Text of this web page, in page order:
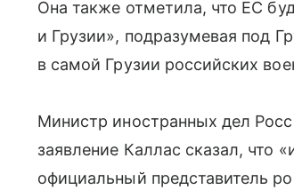
Она также отметила, что ЕС
и Грузии», подразумевая под
в самой Грузии российских
Министр иностранных дел
заявление Каллас сказал, что
официальный представитель